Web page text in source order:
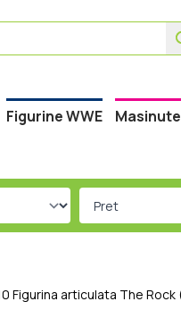
Figurine WWE Masinute
Figurina articulata The Rock